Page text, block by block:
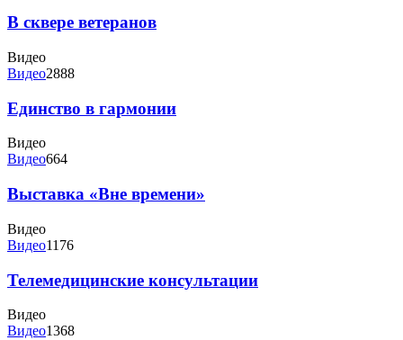
В сквере ветеранов
Видео
Видео2888
Единство в гармонии
Видео
Видео664
Выставка «Вне времени»
Видео
Видео1176
Телемедицинские консультации
Видео
Видео1368